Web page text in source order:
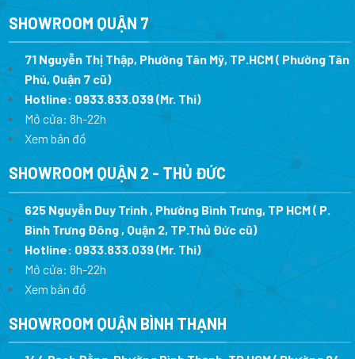
SHOWROOM QUẬN 7
71 Nguyễn Thị Thập, Phường Tân Mỹ, TP.HCM ( Phường Tân
Phú, Quận 7 cũ)
Hotline: 0933.833.039(Mr. Thi)
Mở cửa: 8h-22h
Xem bản đồ
SHOWROOM QUẬN 2 - THỦ ĐỨC
625 Nguyễn Duy Trinh , Phường Bình Trưng, TP HCM ( P.
Bình Trưng Đông , Quận 2, TP.Thủ Đức cũ)
Hotline: 0933.833.039(Mr. Thi)
Mở cửa: 8h-22h
Xem bản đồ
SHOWROOM QUẬN BÌNH THẠNH